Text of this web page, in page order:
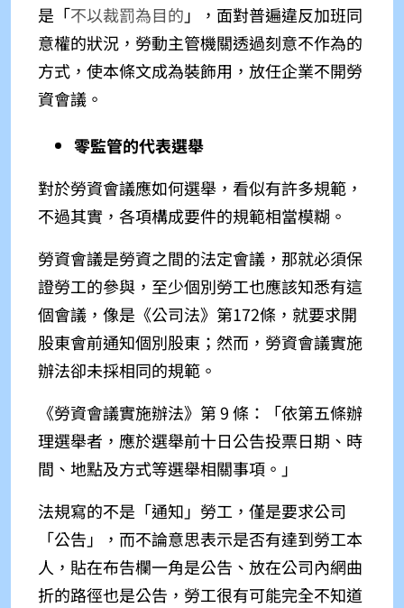
是「不以裁罰為目的 」
，面對普遍違反加班同
意權的狀況，勞動主管機關透過刻意不作為的
方式，使本條文成為裝飾用，放任企業不開勞
資會議。
零監管的代表選舉
對於勞資會議應如何選舉，看似有許多規範，
不過其實，各項構成要件的規範相當模糊。
勞資會議是勞資之間的法定會議，那就必須保
證勞工的參與，至少個別勞工也應該知悉有這
個會議，像是《公司法》第172條，就要求開
股東會前通知個別股東；然而，勞資會議實施
辦法卻未採相同的規範。
《勞資會議實施辦法》 第 9 條：「依第五條辦
理選舉者，應於選舉前十日公告投票日期、時
間、地點及方式等選舉相關事項。 」
法規寫的不是「通知」勞工，僅是要求公司
「公告」，而不論意思表示是否有達到勞工本
人，貼在布告欄一角是公告、放在公司內網曲
折的路徑也是公告，勞工很有可能完全不知道